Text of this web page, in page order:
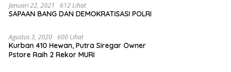
Januari 22, 2021 612 Lihat
SAPAAN BANG DAN DEMOKRATISASI POLRI
Agustus 3, 2020 600 Lihat
Kurban 410 Hewan, Putra Siregar Owner
Pstore Raih 2 Rekor MURI